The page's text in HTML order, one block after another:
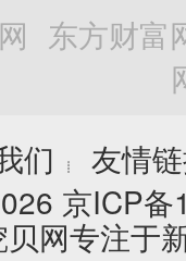
东方财富
们 ┊
友情
京ICP
贝网专注于